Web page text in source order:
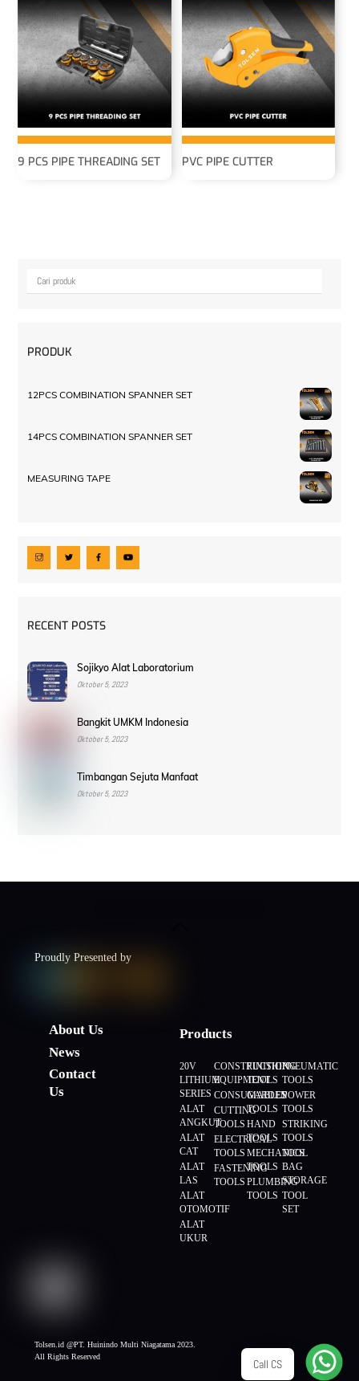
Call CS
9 PCS PIPE THREADING SET PVC PIPE CUTTER
Cari
PRODUK
12PCS COMBINATION SPANNER SET
14PCS COMBINATION SPANNER SET
MEASURING TAPE
RECENT POSTS
Sojikyo Alat Laboratorium
Oktober 5, 2023
Bangkit UMKM Indonesia
Oktober 5, 2023
Timbangan Sejuta Manfaat
Oktober 5, 2023
Proudly Presented by
About Us
News
Contact
Us
Products
20V
LITHIUM
SERIES
ALAT
ANGKUT
ALAT
CAT
ALAT
LAS
ALAT
OTOMOTIF
ALAT
UKUR
CONSTRUCTION
EQUIPMENT
CONSUMABLES
CUTTING
TOOLS
ELECTRICAL
TOOLS
FASTENING
TOOLS
FINISHING
TOOLS
GARDEN
TOOLS
HAND
TOOLS
MECHANICS
TOOLS
PLUMBING
TOOLS
PNEUMATIC
TOOLS
POWER
TOOLS
STRIKING
TOOLS
TOOL
BAG
STORAGE
TOOL
SET
Tolsen.id @PT. Huinindo Multi Niagatama 2023.
All Rights Reserved